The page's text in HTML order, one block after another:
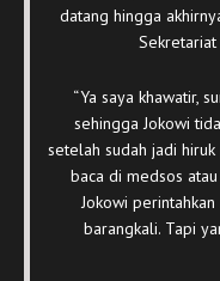
datang hingga
“Ya saya khawatir,
sehingga Jokowi
setelah sudah jadi
baca di medsos
Jokowi
barangkali. Tapi